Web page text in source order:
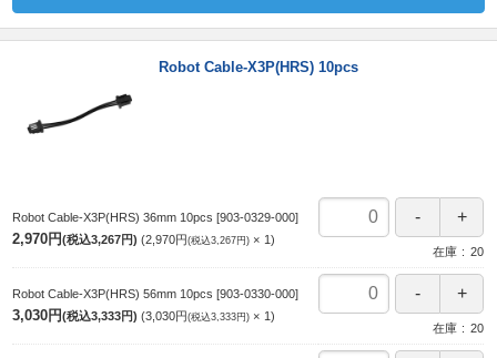
Robot Cable-X3P(HRS) 10pcs
Robot Cable-X3P(HRS) 36mm 10pcs [903-0329-000]
2,970円(税込3,267円) 2,970円(税込3,267円)
1
在庫
20
Robot Cable-X3P(HRS) 56mm 10pcs [903-0330-000]
3,030円(税込3,333円) 3,030円(税込3,333円)
1
在庫
20